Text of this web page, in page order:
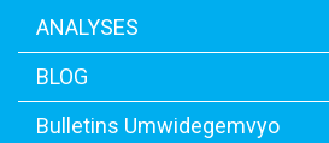
ANALYSES
BLOG
Bulletins Umwidegemvyo